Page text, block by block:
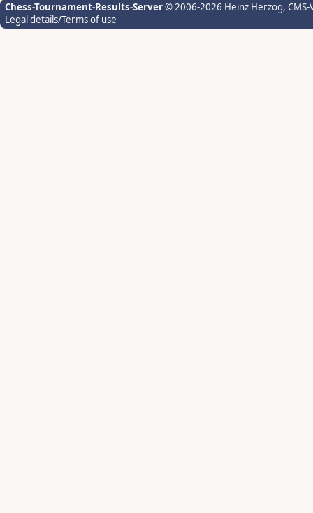
Chess-Tournament-Results-Server© 2006-2026 Heinz Herzog,
Legal details/Terms of use